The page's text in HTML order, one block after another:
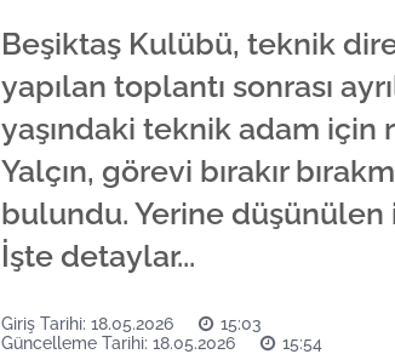
Beşiktaş Kulübü, teknik
yapılan toplantı sonrası
yaşındaki teknik adam için
Yalçın, görevi bırakır
bulundu. Yerine düşünülen
İşte detaylar...
Giriş Tarihi: 18.05.2026
15:03
Güncelleme Tarihi: 18.05.2026
15:54